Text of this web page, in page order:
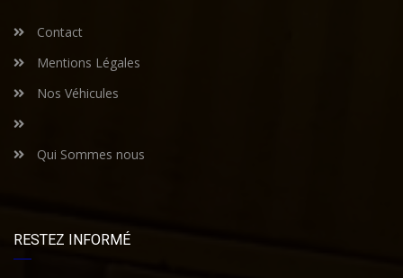
Contact
Mentions Légales
Nos Véhicules
Qui Sommes nous
RESTEZ INFORMÉ